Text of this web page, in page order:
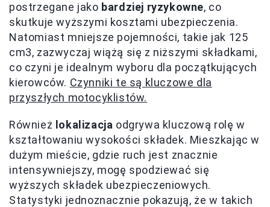
postrzegane jako bardziej ryzykowne, co
skutkuje wyższymi kosztami ubezpieczenia.
Natomiast mniejsze pojemności, takie jak 125
cm3, zazwyczaj wiążą się z niższymi składkami,
co czyni je idealnym wyboru dla początkujących
kierowców. Czynniki te są kluczowe dla
przyszłych motocyklistów.
Również lokalizacja odgrywa kluczową rolę w
kształtowaniu wysokości składek. Mieszkając w
dużym mieście, gdzie ruch jest znacznie
intensywniejszy, mogę spodziewać się
wyższych składek ubezpieczeniowych.
Statystyki jednoznacznie pokazują, że w takich